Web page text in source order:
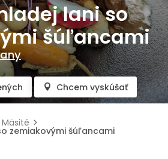
lani so
šúľancami
Chcem vyskúšať
Mäsité
zemiakovými šúľancami